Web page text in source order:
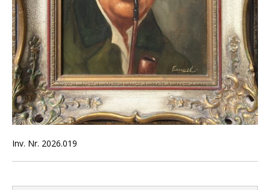
Inv. Nr. 2026.019